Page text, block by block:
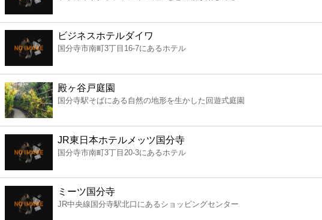
薬局
スーパー
エンタメ
レジャー
書店
ファミレス
ビジネスホテルダイワ
国分寺市南町3丁目16-7にあるホテル
殿ヶ谷戸庭園
国分寺駅そばにある自然の地形を生かした回遊式庭園
JR東日本ホテルメッツ国分寺
国分寺市南町3丁目20-3にあるホテル
ミーツ国分寺
JR中央線国分寺駅北口にあるショッピングセンター